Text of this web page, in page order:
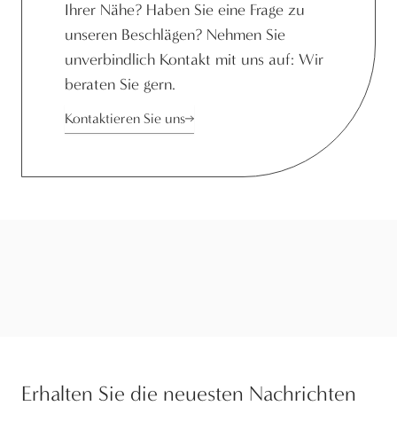
Ihrer Nähe? Haben Sie eine Frage zu
unseren Beschlägen? Nehmen Sie
unverbindlich Kontakt mit uns auf: Wir
beraten Sie gern.
Kontaktieren Sie uns
Erhalten Sie die neuesten Nachrichten